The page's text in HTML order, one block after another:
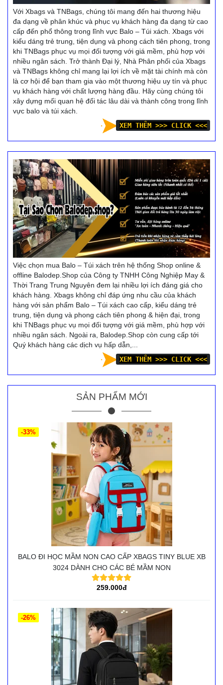
Với Xbags và TNBags, chúng tôi mang đến hai thương hiệu
đa dạng về phân khúc và phục vụ khách hàng đa dạng từ cao
cấp đến phổ thông trong lĩnh vực Balo – Túi xách. Xbags với
kiểu dáng trẻ trung, tiện dụng và phong cách tiên phong, trong
khi TNBags phục vụ mọi đối tượng với giá mềm, phù hợp với
nhiều ngân sách. Trở thành Đại lý, Nhà Phân phối của Xbags
và TNBags không chỉ mang lại lợi ích về mặt tài chính mà còn
là cơ hội để bạn tham gia vào một thương hiệu uy tín và phục
vụ khách hàng với chất lượng hàng đầu. Hãy cùng chúng tôi
xây dựng mối quan hệ đối tác lâu dài và thành công trong lĩnh
vực balo và túi xách.
XEM THÊM >>> CLICK <<<
Việc chọn mua Balo – Túi xách trên hệ thống Shop online &
offline Balodep.Shop của Công ty TNHH Công Nghiệp May &
Thời Trang Trung Nguyên đem lại nhiều lợi ích đáng giá cho
khách hàng. Xbags không chỉ đáp ứng nhu cầu của khách
hàng với sản phẩm Balo – Túi xách cao cấp, kiểu dáng trẻ
trung, tiện dụng và phong cách tiên phong & hiện đại, trong
khi TNBags phục vụ mọi đối tượng với giá mềm, phù hợp với
nhiều ngân sách. Ngoài ra, Balodep.Shop còn cung cấp tới
Quý khách hàng các dịch vụ hấp dẫn,...
XEM THÊM >>> CLICK <<<
SẢN PHẨM MỚI
BALO ĐI HỌC MẦM NON CAO CẤP XBAGS TINY BLUE XB
3024 DÀNH CHO CÁC BÉ MẦM NON
259.000đ
-33%
-26%